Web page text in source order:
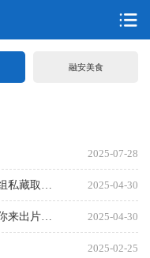
融安美食
2025-07-28
2025-04-30
大将镇好吃好玩藏不住了～《蝉》剧组私藏取景地+国家AAA级景区都在这
2025-04-30
五一长假去哪玩？浮石镇格桑花海等你来出片啦！
2025-02-25